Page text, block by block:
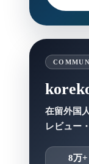
在留外国
レビュー
8万+